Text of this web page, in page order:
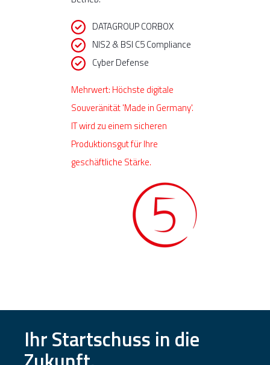
DATAGROUP CORBOX
NIS2 & BSI C5 Compliance
Cyber Defense
Mehrwert: Höchste digitale
Souveränität 'Made in Germany'.
IT wird zu einem sicheren
Produktionsgut für Ihre
geschäftliche Stärke.
Ihr Startschuss in die